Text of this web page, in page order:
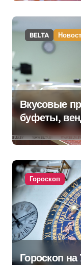
BELTA
Вкусовые
буфеты,
аппараты.
питании
Гороскоп
Гороскоп на